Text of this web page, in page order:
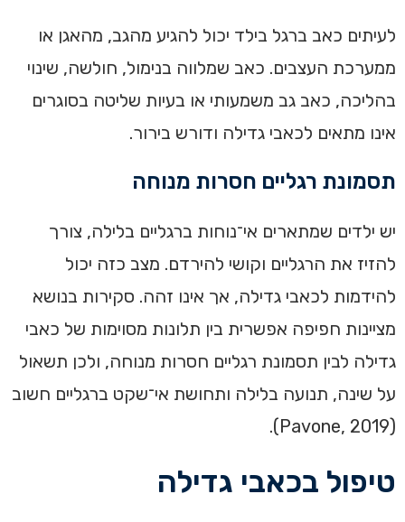
לעיתים כאב ברגל בילד יכול להגיע מהגב, מהאגן או
ממערכת העצבים. כאב שמלווה בנימול, חולשה, שינוי
בהליכה, כאב גב משמעותי או בעיות שליטה בסוגרים
אינו מתאים לכאבי גדילה ודורש בירור.
תסמונת רגליים חסרות מנוחה
יש ילדים שמתארים אי־נוחות ברגליים בלילה, צורך
להזיז את הרגליים וקושי להירדם. מצב כזה יכול
להידמות לכאבי גדילה, אך אינו זהה. סקירות בנושא
מציינות חפיפה אפשרית בין תלונות מסוימות של כאבי
גדילה לבין תסמונת רגליים חסרות מנוחה, ולכן תשאול
על שינה, תנועה בלילה ותחושת אי־שקט ברגליים חשוב
(Pavone, 2019).
טיפול בכאבי גדילה